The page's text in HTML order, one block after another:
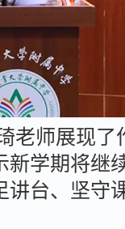
老师展现了
新学期将继
讲台、坚守